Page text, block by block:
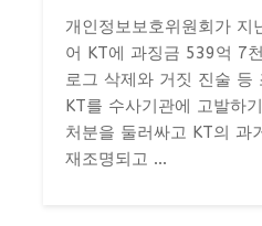
개인정보보호위원회가 지
어 KT에 과징금 539억 7
로그 삭제와 거짓 진술 등
KT를 수사기관에 고발하
처분을 둘러싸고 KT의 과
재조명되고 ...